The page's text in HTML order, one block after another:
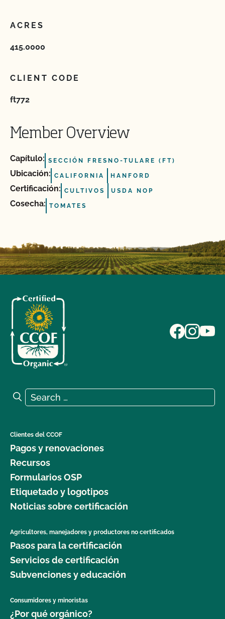
ACRES
415.0000
CLIENT CODE
ft772
Member Overview
Capítulo: SECCIÓN FRESNO-TULARE (FT)
Ubicación: CALIFORNIA HANFORD
Certificación: CULTIVOS USDA NOP
Cosecha: TOMATES
Search for:
Search
Clientes del CCOF
Pagos y renovaciones
Recursos
Formularios OSP
Etiquetado y logotipos
Noticias sobre certificación
Agricultores, manejadores y productores no certificados
Pasos para la certificación
Servicios de certificación
Subvenciones y educación
Consumidores y minoristas
¿Por qué orgánico?